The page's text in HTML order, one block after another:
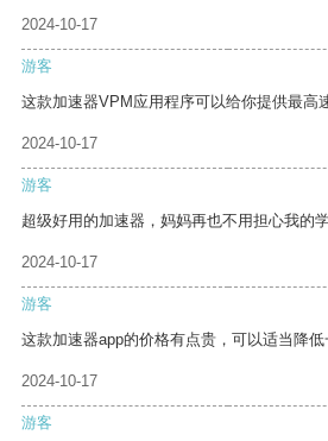
2024-10-17
游客
这款加速器VPM应用程序可以给你提供最高
2024-10-17
游客
超级好用的加速器，妈妈再也不用担心我的
2024-10-17
游客
这款加速器app的价格有点贵，可以适当降低
2024-10-17
游客